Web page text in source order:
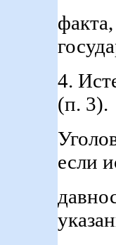
4.
(п. 3).
если